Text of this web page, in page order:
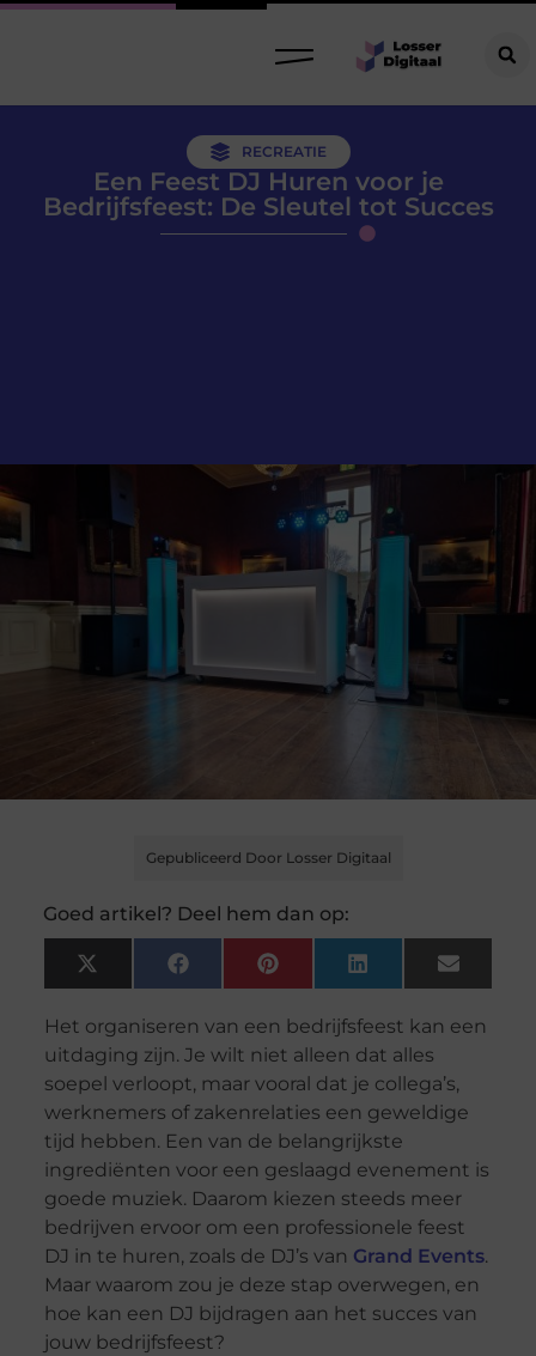
RECREATIE
Een Feest DJ Huren voor je
Bedrijfsfeest: De Sleutel tot Succes
Gepubliceerd Door Losser Digitaal
Goed artikel? Deel hem dan op:
X
(Twitter)
FacebookPinterest LinkedIn Email
Het organiseren van een bedrijfsfeest kan een
uitdaging zijn. Je wilt niet alleen dat alles
soepel verloopt, maar vooral dat je collega’s,
werknemers of zakenrelaties een geweldige
tijd hebben. Een van de belangrijkste
ingrediënten voor een geslaagd evenement is
goede muziek. Daarom kiezen steeds meer
bedrijven ervoor om een professionele feest
DJ in te huren, zoals de DJ’s van Grand Events.
Maar waarom zou je deze stap overwegen, en
hoe kan een DJ bijdragen aan het succes van
jouw bedrijfsfeest?